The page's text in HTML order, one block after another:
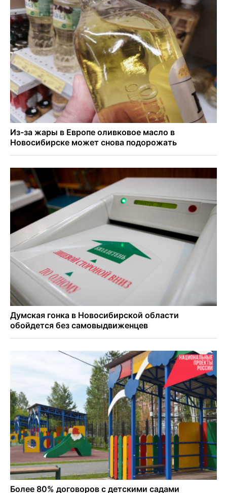
Персидский ковер «108 шахов» впервые вывезли из музея
Востока в Новосибирск
Актриса из Новосибирска Евгения Туркова сыграла мать
в сериале «Малой»